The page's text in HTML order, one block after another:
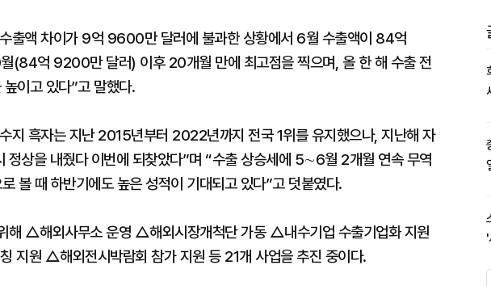
출액 차이가 9억 9600만 달러에 불과한 상황에서 6월 수출액이 84억
억 9200만 달러) 이후 20개월 만에 최고점을 찍으며, 올 한 해 수출 전
이고 있다”고 말했다.
지 흑자는 지난 2015년부터 2022년까지 전국 1위를 유지했으나, 지난해 자
정상을 내줬다 이번에 되찾았다”며 “수출 상승세에 5∼6월 2개월 연속 무역
볼 때 하반기에도 높은 성적이 기대되고 있다”고 덧붙였다.
해 △해외사무소 운영 △해외시장개척단 가동 △내수기업 수출기업화 지원
지원 △해외전시박람회 참가 지원 등 21개 사업을 추진 중이다.
'